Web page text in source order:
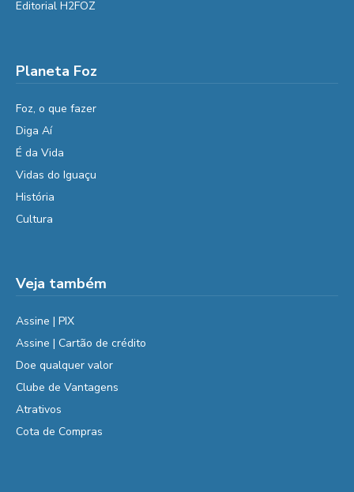
Editorial H2FOZ
Planeta Foz
Foz, o que fazer
Diga Aí
É da Vida
Vidas do Iguaçu
História
Cultura
Veja também
Assine | PIX
Assine | Cartão de crédito
Doe qualquer valor
Clube de Vantagens
Atrativos
Cota de Compras